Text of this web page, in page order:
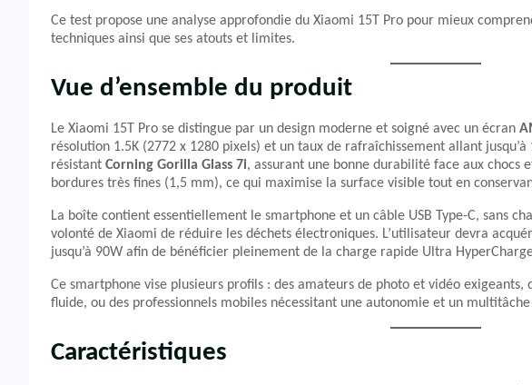
Ce test propose une analyse approfondie du Xiaomi 15T Pro pour mieux
techniques ainsi que ses atouts et limites.
Vue d’ensemble du produit
Le Xiaomi 15T Pro se distingue par un design moderne et soigné avec un écran
résolution 1.5K (2772 x 1280 pixels) et un taux de rafraîchissement allant jusqu’à
résistant Corning Gorilla Glass 7i, assurant une bonne durabilité face aux chocs
bordures très fines (1,5 mm), ce qui maximise la surface visible tout en
La boîte contient essentiellement le smartphone et un câble USB Type-C, sans
volonté de Xiaomi de réduire les déchets électroniques. L’utilisateur devra
jusqu’à 90W afin de bénéficier pleinement de la charge rapide Ultra
Ce smartphone vise plusieurs profils : des amateurs de photo et vidéo exigeants,
fluide, ou des professionnels mobiles nécessitant une autonomie et un
Caractéristiques